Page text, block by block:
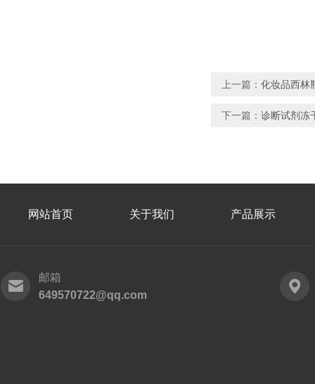
上一篇： 化妆品西林
下一篇： 诊断试剂冻
网站首页 关于我们 产品展示
邮箱
649570722@qq.com